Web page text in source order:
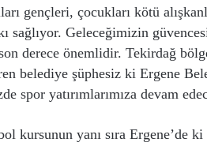
gençleri, çocukları kötü
sağlıyor. Geleceğimizin
derece önemlidir. Tekirdağ
belediye şüphesiz ki Ergene
spor yatırımlarımıza devam
kursunun yanı sıra Ergene’de